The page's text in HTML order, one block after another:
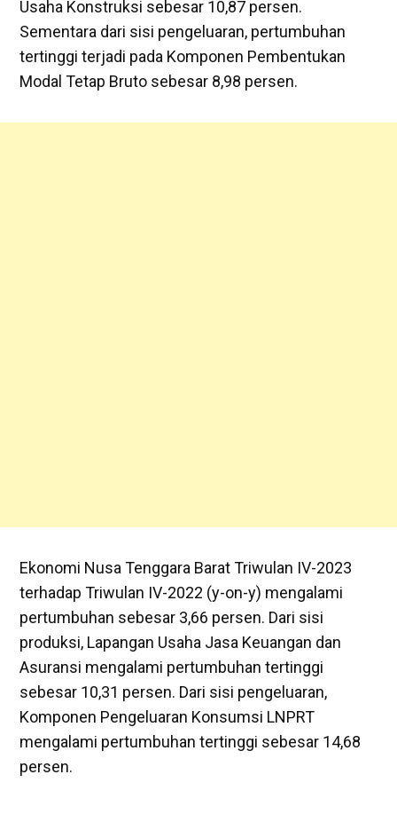
Usaha Konstruksi sebesar 10,87 persen.
Sementara dari sisi pengeluaran, pertumbuhan
tertinggi terjadi pada Komponen Pembentukan
Modal Tetap Bruto sebesar 8,98 persen.
Ekonomi Nusa Tenggara Barat Triwulan IV-2023
terhadap Triwulan IV-2022 (y-on-y) mengalami
pertumbuhan sebesar 3,66 persen. Dari sisi
produksi, Lapangan Usaha Jasa Keuangan dan
Asuransi mengalami pertumbuhan tertinggi
sebesar 10,31 persen. Dari sisi pengeluaran,
Komponen Pengeluaran Konsumsi LNPRT
mengalami pertumbuhan tertinggi sebesar 14,68
persen.